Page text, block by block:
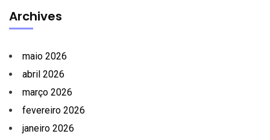
Archives
maio 2026
abril 2026
março 2026
fevereiro 2026
janeiro 2026